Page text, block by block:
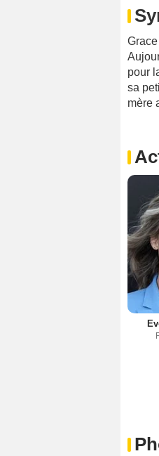
pour
sa
mère